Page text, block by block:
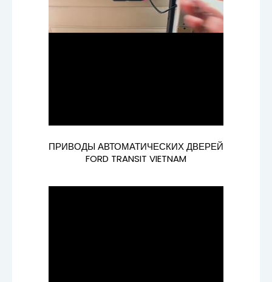
ПРИВОДЫ АВТОМАТИЧЕСКИХ ДВЕРЕЙ
FORD TRANSIT VIETNAM